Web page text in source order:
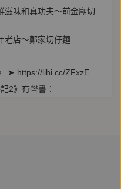
滋味和真功夫～前金廟切
老店～鄭家切仔麵
➤ https://lihi.cc/ZFxzE
2》有聲書：
減徵優惠🤩
汽油版等多種車型全適